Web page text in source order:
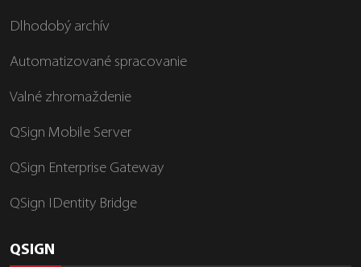
Dlhodobý archív
Automatizované spracovanie
Valné zhromaždenie
QSign Mobile Server
QSign Enterprise Gateway
QSign IDentity Bridge
QSIGN